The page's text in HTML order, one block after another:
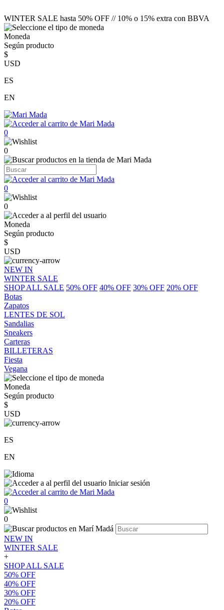
WINTER SALE hasta 50% OFF // 10% o 15% extra con BBVA
Moneda
Según producto
$
USD
ES
EN
0
0
0
0
Moneda
Según producto
$
USD
NEW IN
WINTER SALE
SHOP ALL SALE 50% OFF 40% OFF 30% OFF 20% OFF
Botas
Zapatos
LENTES DE SOL
Sandalias
Sneakers
Carteras
BILLETERAS
Fiesta
Vegana
Moneda
Según producto
$
USD
ES
EN
Iniciar sesión
0
0
NEW IN
WINTER SALE
+
SHOP ALL SALE
50% OFF
40% OFF
30% OFF
20% OFF